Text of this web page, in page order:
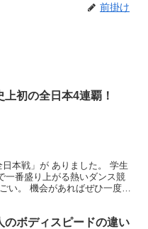
前掛け
上初の全日本4連覇！
本戦」が ありました。 学生
一番盛り上がる熱いダンス競
い。 機会があればぜひ一度見
のボディスピードの違い